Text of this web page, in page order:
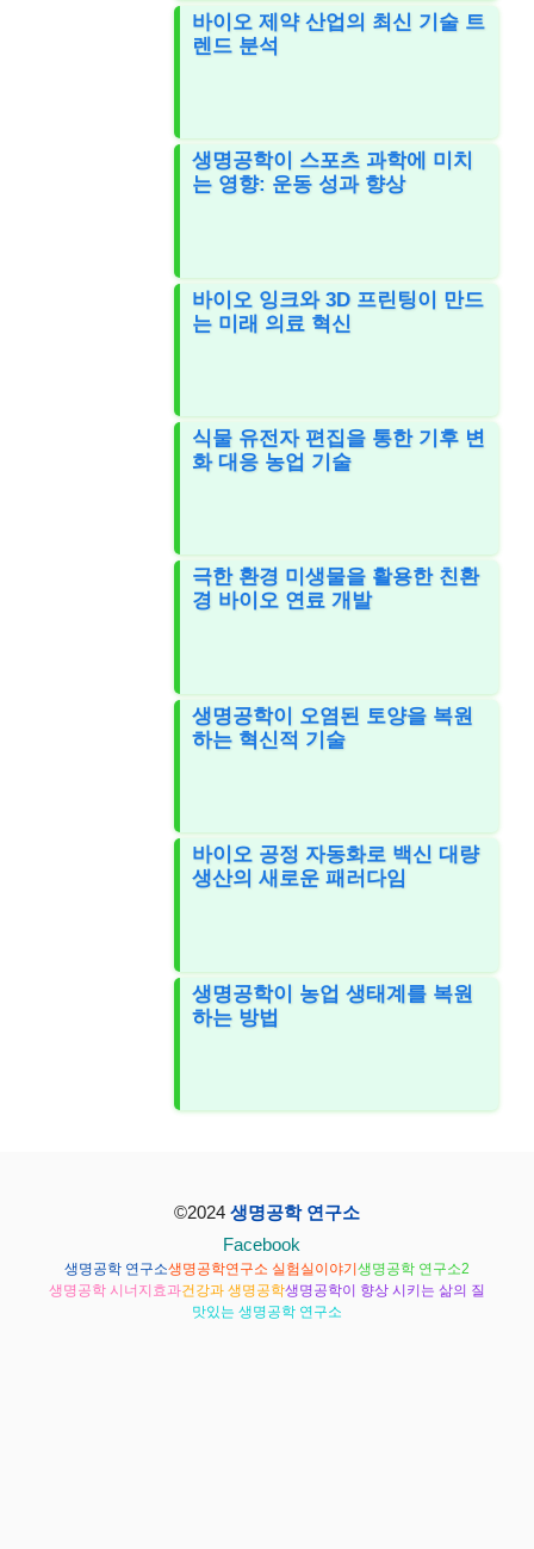
바이오 제약 산업의 최신 기술 트
렌드 분석
생명공학이 스포츠 과학에 미치
는 영향: 운동 성과 향상
바이오 잉크와 3D 프린팅이 만드
는 미래 의료 혁신
식물 유전자 편집을 통한 기후 변
화 대응 농업 기술
극한 환경 미생물을 활용한 친환
경 바이오 연료 개발
생명공학이 오염된 토양을 복원
하는 혁신적 기술
바이오 공정 자동화로 백신 대량
생산의 새로운 패러다임
생명공학이 농업 생태계를 복원
하는 방법
©2024 생명공학 연구소
Facebook
생명공학 연구소생명공학연구소 실험실이야기 생명공학 연구소2
생명공학 시너지효과건강과 생명공학생명공학이 향상 시키는 삶의 질
맛있는 생명공학 연구소